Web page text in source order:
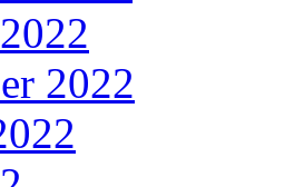
2022